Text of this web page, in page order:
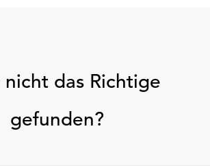
das Richtige
gefunden?